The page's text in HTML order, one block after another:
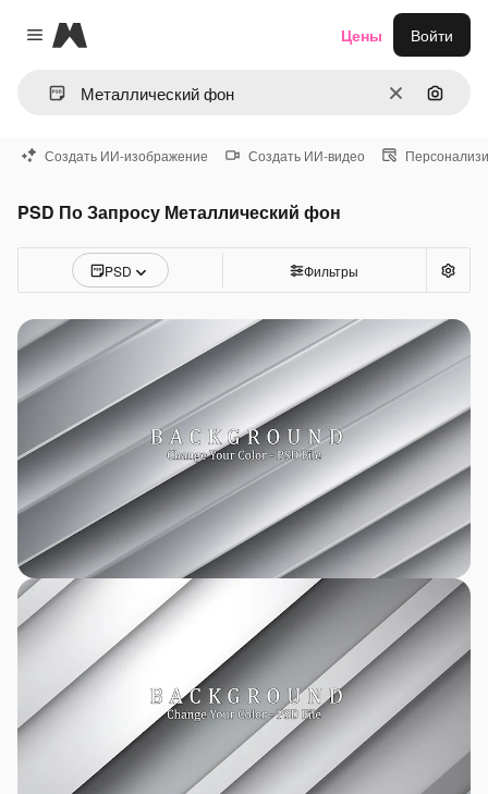
Close menu
Magnific
ОчиститьПоиск
Цены Войти
Создать ИИ-изображение Создать ИИ-видео
PSD По Запросу Металлический фон
PSD Фильтры